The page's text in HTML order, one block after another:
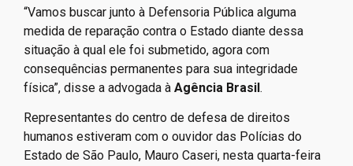
“Vamos buscar junto à Defensoria Pública alguma
medida de reparação contra o Estado diante dessa
situação à qual ele foi submetido, agora com
consequências permanentes para sua integridade
física”, disse a advogada à Agência Brasil.
Representantes do centro de defesa de direitos
humanos estiveram com o ouvidor das Polícias do
Estado de São Paulo, Mauro Caseri, nesta quarta-feira